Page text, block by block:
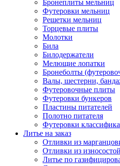
Бронеплиты мельниц
Футеровки мельниц
Решетки мельниц
Торцевые плиты
Молотки
Била
Билодержатели
Мелющие лопатки
Бронеболты
Валы, шестерни,
Футеровочные плиты
Футеровки бункеров
Пластины питателей
Полотно питателя
Футеровки
Литье на заказ
Отливки из
Отливки из
Литье по